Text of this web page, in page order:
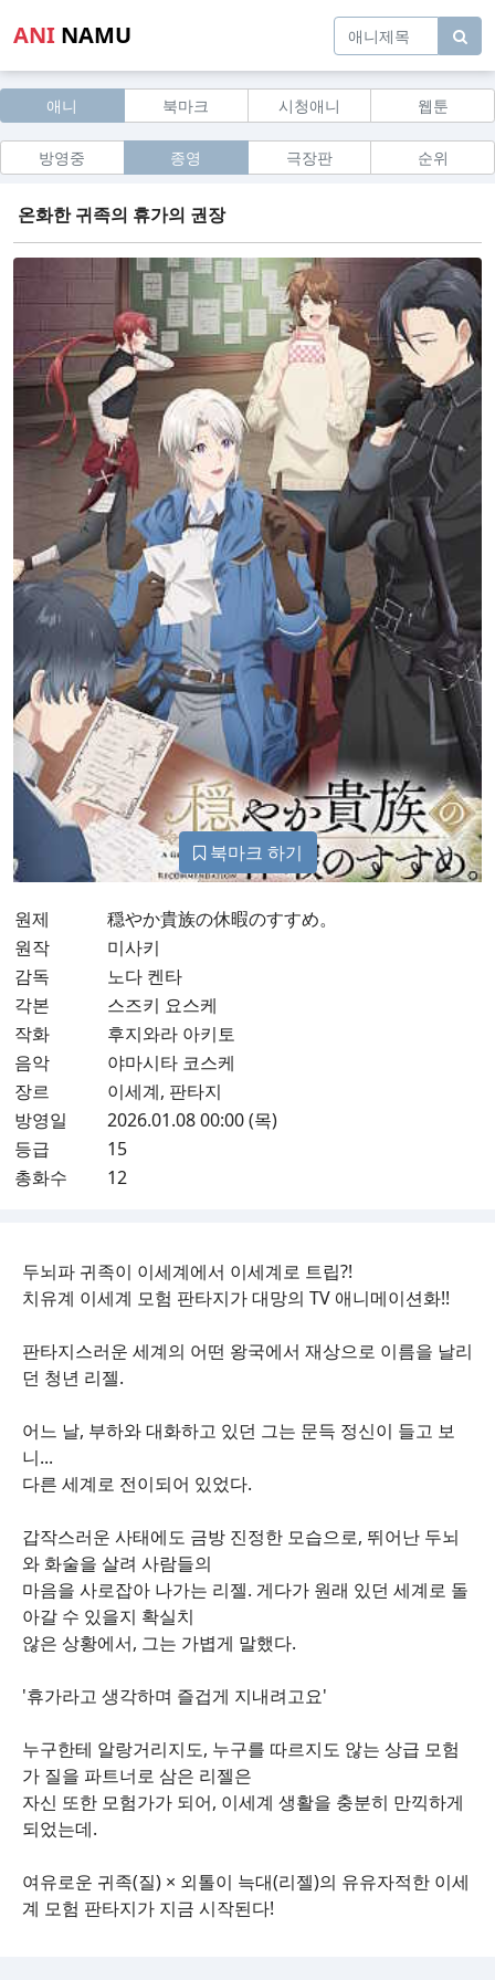
ANI NAMU
애니 북마크 시청애니 웹툰
방영중 종영 극장판 순위
온화한 귀족의 휴가의 권장
북마크 하기
원제
穏やか貴族の休暇のすすめ。
원작
미사키
감독
노다 켄타
각본
스즈키 요스케
작화
후지와라 아키토
음악
야마시타 코스케
장르
이세계, 판타지
방영일
2026.01.08 00:00 (목)
등급
15
총화수
12
두뇌파 귀족이 이세계에서 이세계로 트립?!
치유계 이세계 모험 판타지가 대망의 TV 애니메이션화!!
판타지스러운 세계의 어떤 왕국에서 재상으로 이름을 날리
던 청년 리젤.
어느 날, 부하와 대화하고 있던 그는 문득 정신이 들고 보
니...
다른 세계로 전이되어 있었다.
갑작스러운 사태에도 금방 진정한 모습으로, 뛰어난 두뇌
와 화술을 살려 사람들의
마음을 사로잡아 나가는 리젤. 게다가 원래 있던 세계로 돌
아갈 수 있을지 확실치
않은 상황에서, 그는 가볍게 말했다.
'휴가라고 생각하며 즐겁게 지내려고요'
누구한테 알랑거리지도, 누구를 따르지도 않는 상급 모험
가 질을 파트너로 삼은 리젤은
자신 또한 모험가가 되어, 이세계 생활을 충분히 만끽하게
되었는데.
여유로운 귀족(질) × 외톨이 늑대(리젤)의 유유자적한 이세
계 모험 판타지가 지금 시작된다!